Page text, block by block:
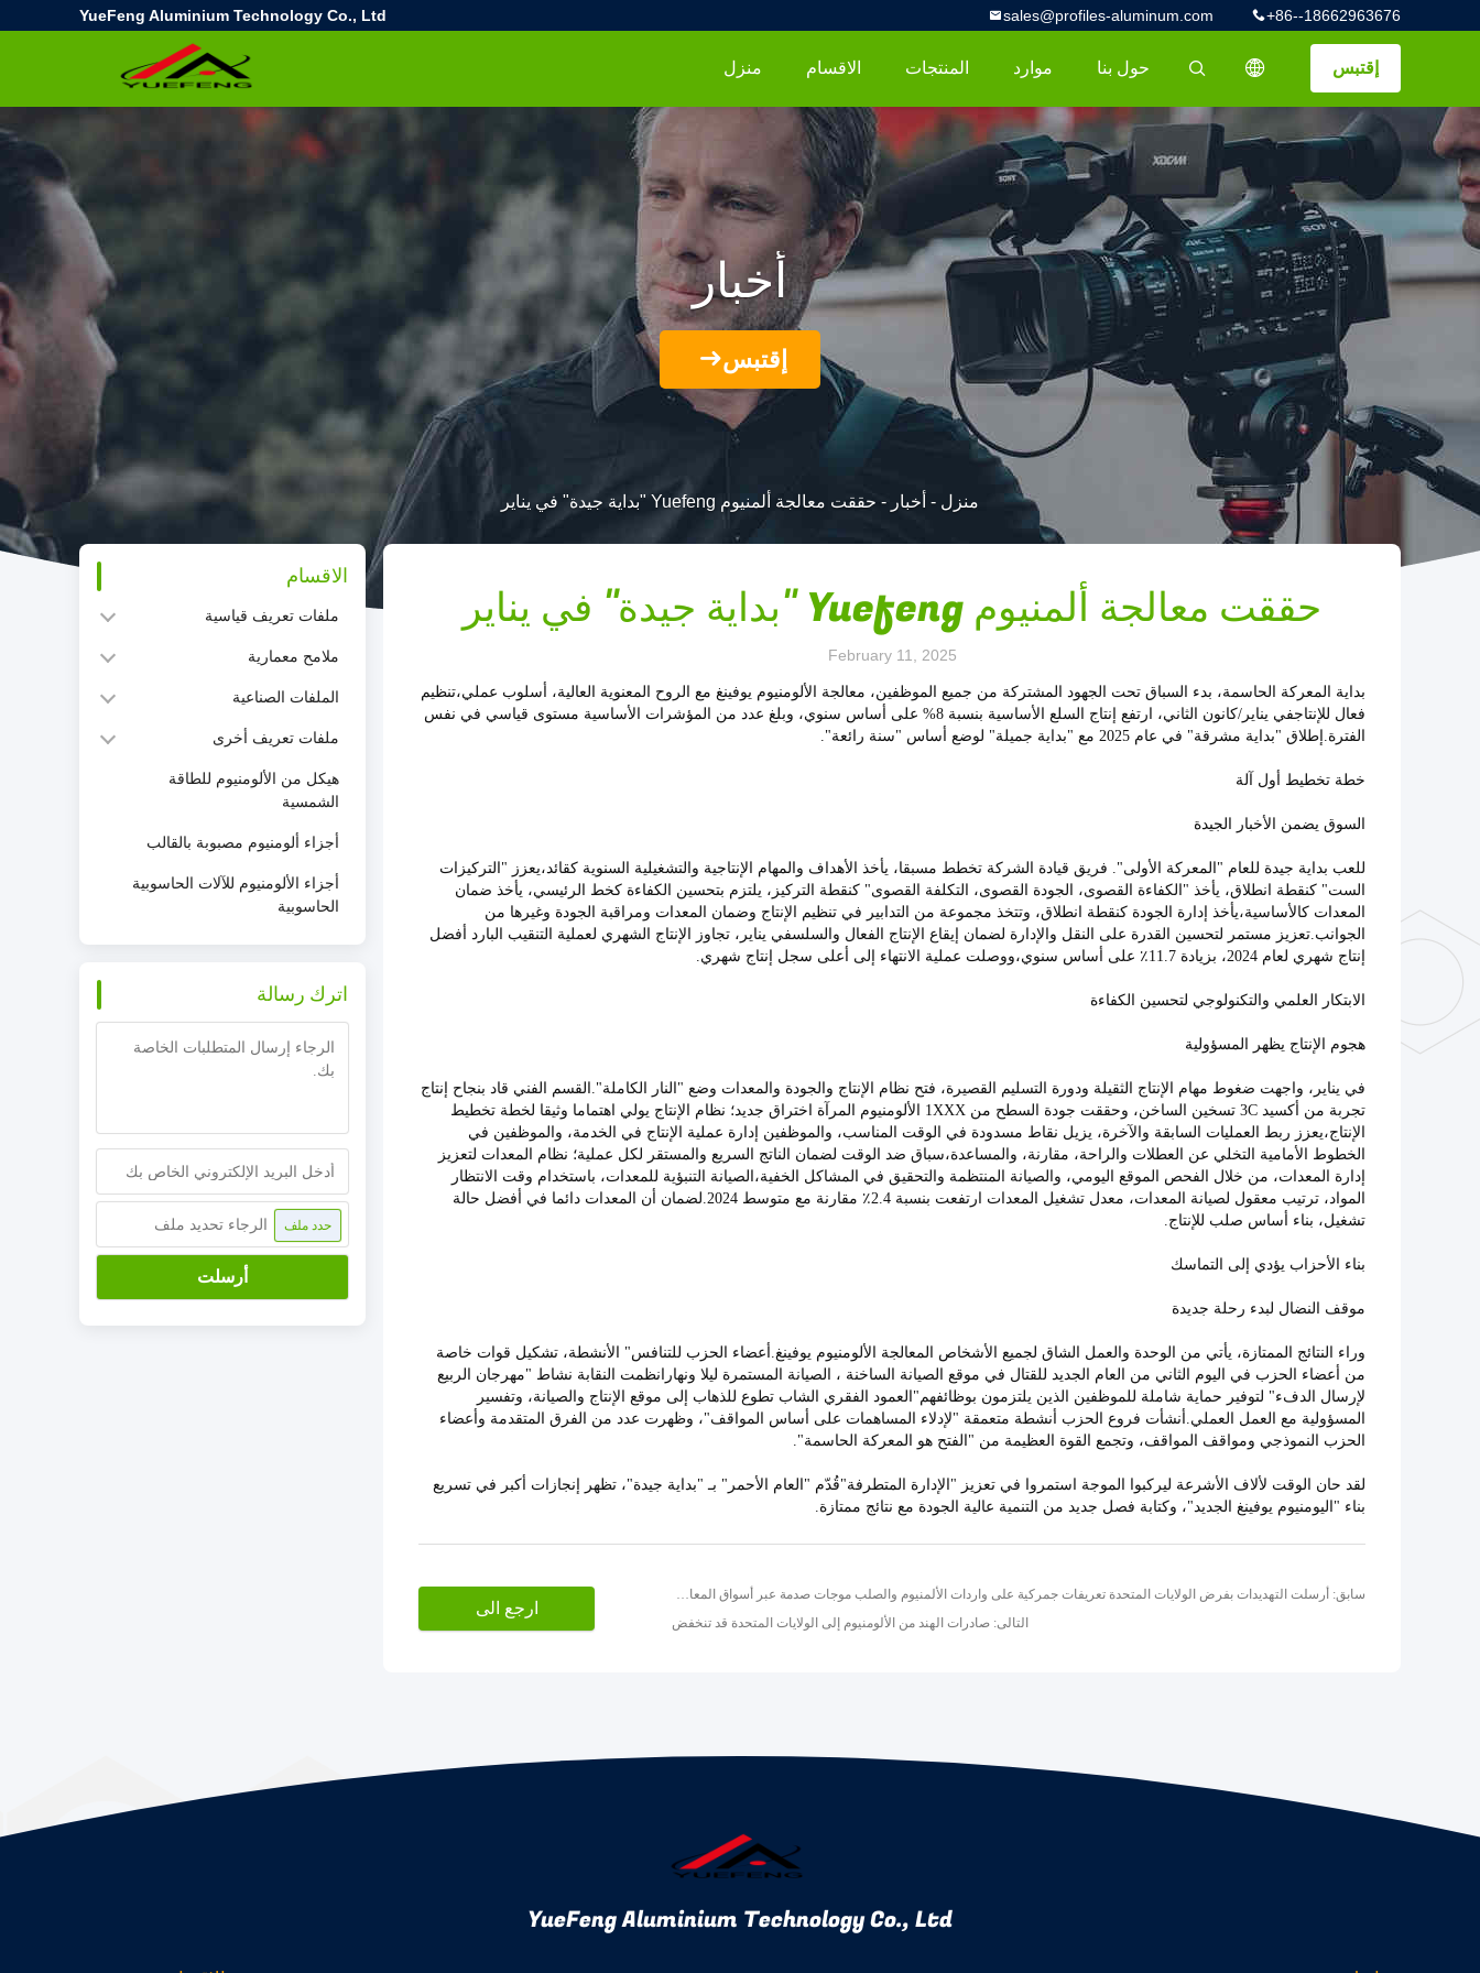
YueFeng Aluminium Technology Co., Ltd +86--18662963676
sales@profiles-aluminum.com
إقتبس
描述
منزل الاقسام المنتجات موارد حول بنا
أخبار
إقتبس
منزل - أخبار - حققت معالجة ألمنيوم Yuefeng "بداية جيدة" في يناير
الاقسام
ملفات تعريف قياسية
ملامح معمارية
الملفات الصناعية
ملفات تعريف أخرى
هيكل من الألومنيوم للطاقة
الشمسية
أجزاء ألومنيوم مصبوبة بالقالب
أجزاء الألومنيوم للآلات الحاسوبية
الحاسوبية
اترك رسالة
حدد ملف الرجاء تحديد ملف
أرسلت
حققت معالجة ألمنيوم Yuefeng "بداية جيدة" في يناير
February 11, 2025
بداية المعركة الحاسمة، بدء السباق تحت الجهود المشتركة من جميع الموظفين، معالجة الألومنيوم يوفينغ مع الروح المعنوية العالية، أسلوب عملي،تنظيم
فعال للإنتاجفي يناير/كانون الثاني، ارتفع إنتاج السلع الأساسية بنسبة 8% على أساس سنوي، وبلغ عدد من المؤشرات الأساسية مستوى قياسي في نفس
الفترة.إطلاق "بداية مشرقة" في عام 2025 مع "بداية جميلة" لوضع أساس "سنة رائعة".
خطة تخطيط أول آلة
السوق يضمن الأخبار الجيدة
للعب بداية جيدة للعام "المعركة الأولى". فريق قيادة الشركة تخطط مسبقا، يأخذ الأهداف والمهام الإنتاجية والتشغيلية السنوية كقائد،يعزز "التركيزات
الست" كنقطة انطلاق، يأخذ "الكفاءة القصوى، الجودة القصوى، التكلفة القصوى" كنقطة التركيز، يلتزم بتحسين الكفاءة كخط الرئيسي، يأخذ ضمان
المعدات كالأساسية،يأخذ إدارة الجودة كنقطة انطلاق، وتتخذ مجموعة من التدابير في تنظيم الإنتاج وضمان المعدات ومراقبة الجودة وغيرها من
الجوانب.تعزيز مستمر لتحسين القدرة على النقل والإدارة لضمان إيقاع الإنتاج الفعال والسلسفي يناير، تجاوز الإنتاج الشهري لعملية التنقيب البارد أفضل
إنتاج شهري لعام 2024، بزيادة 11.7٪ على أساس سنوي،ووصلت عملية الانتهاء إلى أعلى سجل إنتاج شهري.
الابتكار العلمي والتكنولوجي لتحسين الكفاءة
هجوم الإنتاج يظهر المسؤولية
في يناير، واجهت ضغوط مهام الإنتاج الثقيلة ودورة التسليم القصيرة، فتح نظام الإنتاج والجودة والمعدات وضع "النار الكاملة".القسم الفني قاد بنجاح إنتاج
تجربة من أكسيد 3C تسخين الساخن، وحققت جودة السطح من 1XXX الألومنيوم المرآة اختراق جديد؛ نظام الإنتاج يولي اهتماما وثيقا لخطة تخطيط
الإنتاج،يعزز ربط العمليات السابقة والآخرة، يزيل نقاط مسدودة في الوقت المناسب، والموظفين إدارة عملية الإنتاج في الخدمة، والموظفين في
الخطوط الأمامية التخلي عن العطلات والراحة، مقارنة، والمساعدة،سباق ضد الوقت لضمان الناتج السريع والمستقر لكل عملية؛ نظام المعدات لتعزيز
إدارة المعدات، من خلال الفحص الموقع اليومي، والصيانة المنتظمة والتحقيق في المشاكل الخفية،الصيانة التنبؤية للمعدات، باستخدام وقت الانتظار
المواد، ترتيب معقول لصيانة المعدات، معدل تشغيل المعدات ارتفعت بنسبة 2.4٪ مقارنة مع متوسط 2024.لضمان أن المعدات دائما في أفضل حالة
تشغيل، بناء أساس صلب للإنتاج.
بناء الأحزاب يؤدي إلى التماسك
موقف النضال لبدء رحلة جديدة
وراء النتائج الممتازة، يأتي من الوحدة والعمل الشاق لجميع الأشخاص المعالجة الألومنيوم يوفينغ.أعضاء الحزب للتنافس" الأنشطة، تشكيل قوات خاصة
من أعضاء الحزب في اليوم الثاني من العام الجديد للقتال في موقع الصيانة الساخنة ، الصيانة المستمرة ليلا ونهارانظمت النقابة نشاط "مهرجان الربيع
لإرسال الدفء" لتوفير حماية شاملة للموظفين الذين يلتزمون بوظائفهم"العمود الفقري الشاب تطوع للذهاب إلى موقع الإنتاج والصيانة، وتفسير
المسؤولية مع العمل العملي.أنشأت فروع الحزب أنشطة متعمقة "لإدلاء المساهمات على أساس المواقف"، وظهرت عدد من الفرق المتقدمة وأعضاء
الحزب النموذجي ومواقف المواقف، وتجمع القوة العظيمة من "الفتح هو المعركة الحاسمة".
لقد حان الوقت لألاف الأشرعة ليركبوا الموجة استمروا في تعزيز "الإدارة المتطرفة"قُدّم "العام الأحمر" بـ "بداية جيدة"، تظهر إنجازات أكبر في تسريع
بناء "اليومنيوم يوفينغ الجديد"، وكتابة فصل جديد من التنمية عالية الجودة مع نتائج ممتازة.
سابق: أرسلت التهديدات بفرض الولايات المتحدة تعريفات جمركية على واردات الألمنيوم والصلب موجات صدمة عبر أسواق المعادن.
التالى: صادرات الهند من الألومنيوم إلى الولايات المتحدة قد تنخفض
ارجع الى
YueFeng Aluminium Technology Co., Ltd